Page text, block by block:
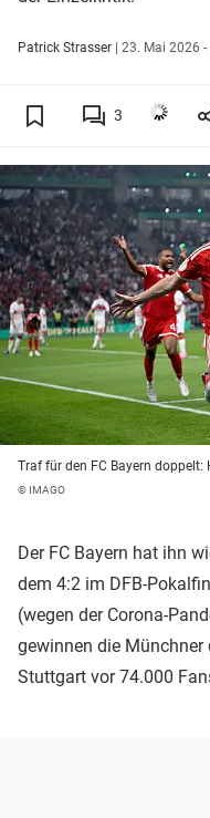
Patrick Strasser | 23. Mai 2026
3
Traf für den FC Bayern doppelt:
© IMAGO
Der FC Bayern hat ihn
dem 4:2 im DFB-
(wegen der Corona-
gewinnen die Münchner
Stuttgart vor 74.000